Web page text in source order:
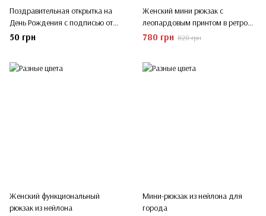
Поздравительная открытка на
День Рождения с подписью от
руки
50 грн
Женский мини рюкзак с
леопардовым принтом в ретро
стиле
780 грн 820 грн
Женский функциональный
рюкзак из нейлона
Мини-рюкзак из нейлона для
города